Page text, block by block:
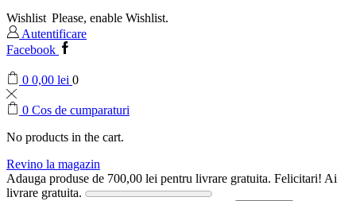
Wishlist Please, enable Wishlist.
Autentificare
Facebook
0 0,00 lei 0
0 Cos de cumparaturi
No products in the cart.
Revino la magazin
Adauga produse de 700,00 lei pentru livrare gratuita. Felicitari! Ai
livrare gratuita.